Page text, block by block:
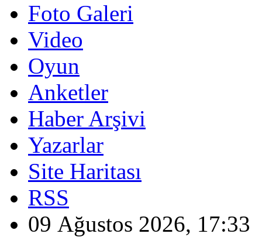
Foto Galeri
Video
Oyun
Anketler
Haber Arşivi
Yazarlar
Site Haritası
RSS
09 Ağustos 2026, 17:33